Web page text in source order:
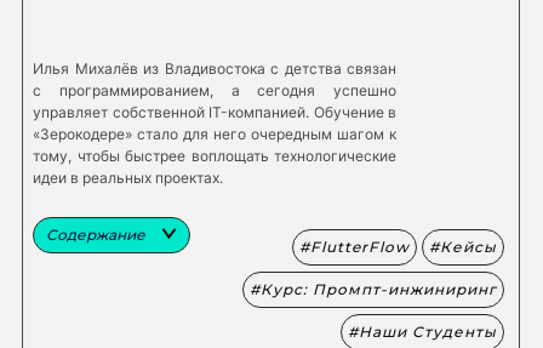
Илья Михалёв из Владивостока с детства связан
с программированием, а сегодня успешно
управляет собственной IT-компанией. Обучение в
«Зерокодере» стало для него очередным шагом к
тому, чтобы быстрее воплощать технологические
идеи в реальных проектах.
Содержание
FlutterFlow Кейсы
Курс: Промпт-инжиниринг
Наши Студенты